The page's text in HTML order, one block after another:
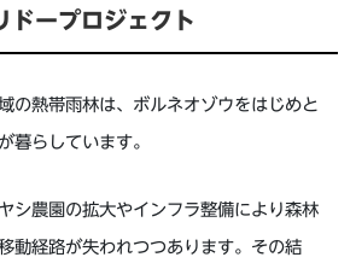
ープロジェクト
の熱帯雨林は、ボルネオゾウをはじめと
暮らしています。
シ農園の拡大やインフラ整備により森林
動経路が失われつつあります。その結